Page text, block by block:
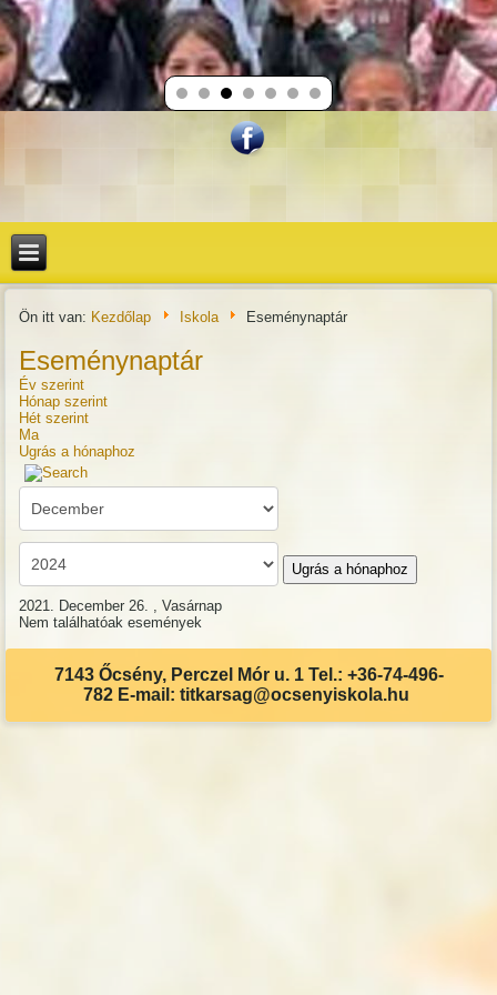
Ön itt van: Kezdőlap Iskola Eseménynaptár
Eseménynaptár
Év szerint
Hónap szerint
Hét szerint
Ma
Ugrás a hónaphoz
Ugrás a hónaphoz
2021. December 26. , Vasárnap
Nem találhatóak események
7143 Őcsény, Perczel Mór u. 1 Tel.: +36-74-496-
782 E-mail: titkarsag@ocsenyiskola.hu